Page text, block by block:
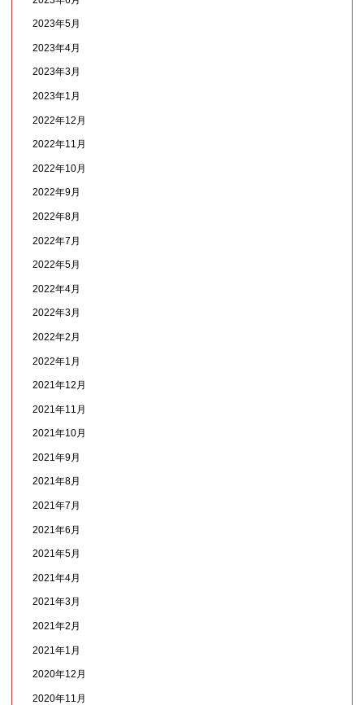
2023年5月
2023年4月
2023年3月
2023年1月
2022年12月
2022年11月
2022年10月
2022年9月
2022年8月
2022年7月
2022年5月
2022年4月
2022年3月
2022年2月
2022年1月
2021年12月
2021年11月
2021年10月
2021年9月
2021年8月
2021年7月
2021年6月
2021年5月
2021年4月
2021年3月
2021年2月
2021年1月
2020年12月
2020年11月